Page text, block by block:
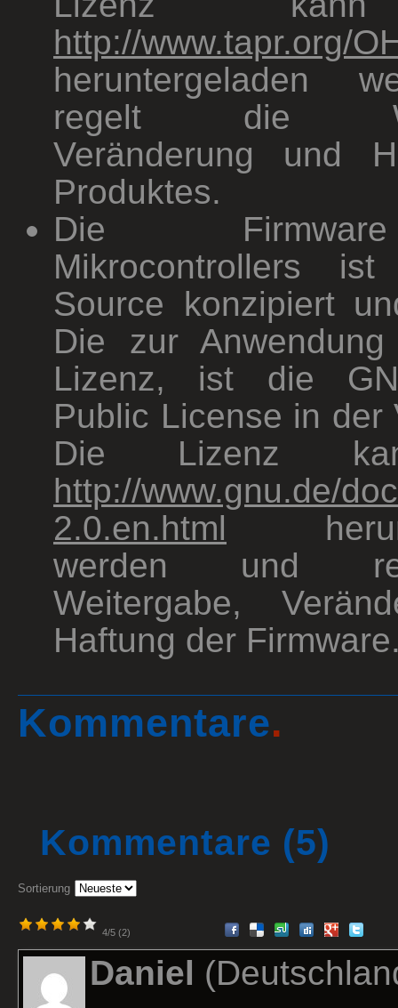
http://www.tapr.org/
heruntergeladen
regelt die
Veränderung und
Produktes.
Die
Mikrocontrollers
Source konzipiert
Die zur Anwendung
Lizenz, ist die
Public License in der
Die Lizenz
http://www.gnu.de/
2.0.en.html
werden und
Weitergabe,
Haftung der
Kommentare.
Kommentare (5)
Sortierung
4/5 (2)
Daniel